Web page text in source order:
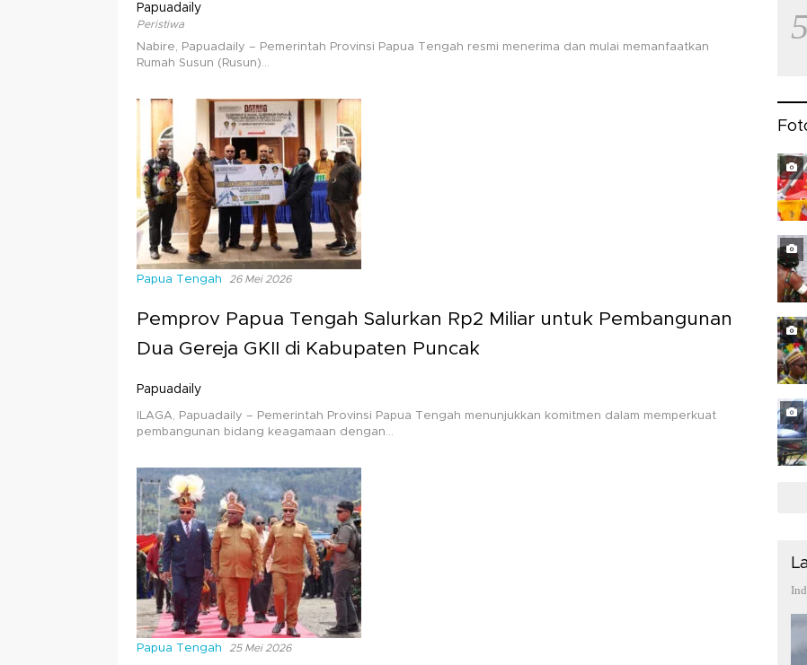
Papuadaily
Peristiwa
Nabire, Papuadaily – Pemerintah Provinsi Papua Tengah resmi menerima dan mulai memanfaatkan
Rumah Susun (Rusun)…
Papua Tengah 26 Mei 2026
Pemprov Papua Tengah Salurkan Rp2 Miliar untuk Pembangunan
Dua Gereja GKII di Kabupaten Puncak
Papuadaily
ILAGA, Papuadaily – Pemerintah Provinsi Papua Tengah menunjukkan komitmen dalam memperkuat
pembangunan bidang keagamaan dengan…
Papua Tengah 25 Mei 2026
5